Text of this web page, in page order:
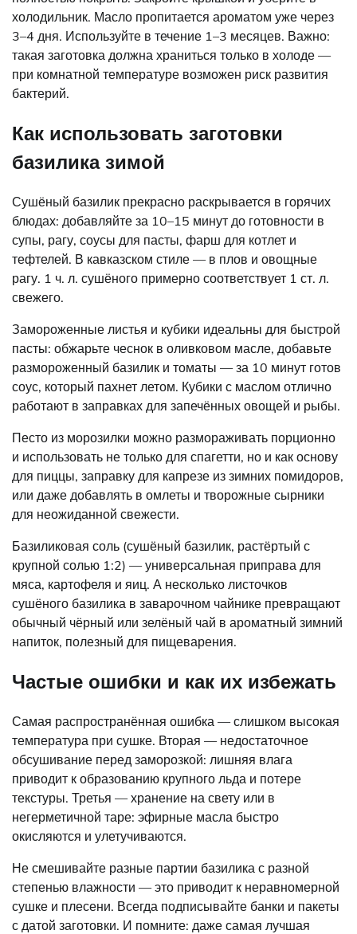
холодильник. Масло пропитается ароматом уже через
3–4 дня. Используйте в течение 1–3 месяцев. Важно:
такая заготовка должна храниться только в холоде —
при комнатной температуре возможен риск развития
бактерий.
Как использовать заготовки
базилика зимой
Сушёный базилик прекрасно раскрывается в горячих
блюдах: добавляйте за 10–15 минут до готовности в
супы, рагу, соусы для пасты, фарш для котлет и
тефтелей. В кавказском стиле — в плов и овощные
рагу. 1 ч. л. сушёного примерно соответствует 1 ст. л.
свежего.
Замороженные листья и кубики идеальны для быстрой
пасты: обжарьте чеснок в оливковом масле, добавьте
размороженный базилик и томаты — за 10 минут готов
соус, который пахнет летом. Кубики с маслом отлично
работают в заправках для запечённых овощей и рыбы.
Песто из морозилки можно размораживать порционно
и использовать не только для спагетти, но и как основу
для пиццы, заправку для капрезе из зимних помидоров,
или даже добавлять в омлеты и творожные сырники
для неожиданной свежести.
Базиликовая соль (сушёный базилик, растёртый с
крупной солью 1:2) — универсальная приправа для
мяса, картофеля и яиц. А несколько листочков
сушёного базилика в заварочном чайнике превращают
обычный чёрный или зелёный чай в ароматный зимний
напиток, полезный для пищеварения.
Частые ошибки и как их избежать
Самая распространённая ошибка — слишком высокая
температура при сушке. Вторая — недостаточное
обсушивание перед заморозкой: лишняя влага
приводит к образованию крупного льда и потере
текстуры. Третья — хранение на свету или в
негерметичной таре: эфирные масла быстро
окисляются и улетучиваются.
Не смешивайте разные партии базилика с разной
степенью влажности — это приводит к неравномерной
сушке и плесени. Всегда подписывайте банки и пакеты
с датой заготовки. И помните: даже самая лучшая